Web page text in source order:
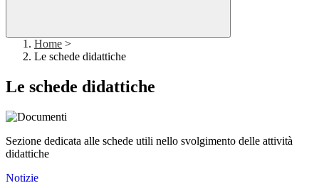
Home >
Le schede didattiche
Le schede didattiche
Sezione dedicata alle schede utili nello svolgimento delle attività
didattiche
Notizie